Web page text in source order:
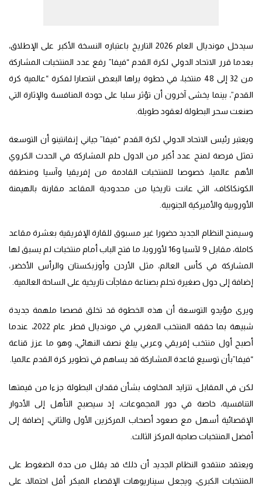
سيدخل مونديال العام 2026 التاريخ باعتباره النسخة الأكبر على الإطلاق،
بعدما قرر الاتحاد الدولي لكرة القدم “فيفا” رفع عدد المنتخبات المشاركة
من 32 إلى 48 منتخبا، في خطوة يراها البعض انتصارا لفكرة “عالمية كرة
القدم”، بينما يخشى آخرون أن تؤثر سلبا على جودة المنافسة والإثارة التي
صنعت سحر البطولة لعقود طويلة.
ويعتبر رئيس الاتحاد الدولي لكرة القدم “فيفا” جياني إنفانتينو أن التوسعة
تمثل فرصة لمنح عدد أكبر من الدول حلم المشاركة في الحدث الكروي
الأهم عالميا، خصوصا للمنتخبات القادمة من إفريقيا وآسيا ومنطقة
الكونكاكاف، التي عانت تاريخيا من محدودية المقاعد مقارنة بالهيمنة
الأوروبية والأميركية الجنوبية.
وسيمنح النظام الجديد حضورا غير مسبوق للقارة الإفريقية بعشرة مقاعد
كاملة، مقابل 9 لآسيا و16 لأوروبا، ما فتح الباب أمام منتخبات لم يسبق لها
المشاركة في كأس العالم، مثل الأردن وأوزبكستان والرأس الأخضر،
إضافة إلى دول صغيرة تحلم بصناعة مفاجآت تاريخية على الساحة العالمية.
ويرى مؤيدو التوسعة أن هذه الخطوة قد تخلق قصصا ملهمة جديدة
شبيهة بما حققه المنتخب المغربي في مونديال قطر عام 2022، عندما
أصبح أول منتخب إفريقي وعربي يبلغ نصف النهائي، وهو ما عزز قناعة
“فيفا”بأن توسيع قاعدة المشاركة قد يساهم في تطوير كرة القدم عالميا.
لكن في المقابل، تتزايد المخاوف بشأن فقدان البطولة جزءا من قيمتها
التنافسية، خاصة في دور المجموعات، إذ سيصبح التأهل إلى الأدوار
الإقصائية أسهل مع صعود أصحاب المركزين الأول والثاني، إضافة إلى
أفضل المنتخبات صاحبة المركز الثالث.
ويعتقد منتقدو النظام الجديد أن ذلك قد يقلل من حدة الضغوط على
المنتخبات الكبرى، ويجعل سيناريوهات الإقصاء المبكر أقل احتمالا، على